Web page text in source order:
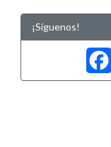
¡Síguenos!